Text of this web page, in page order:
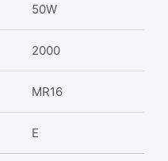
50W
2000
MR16
E